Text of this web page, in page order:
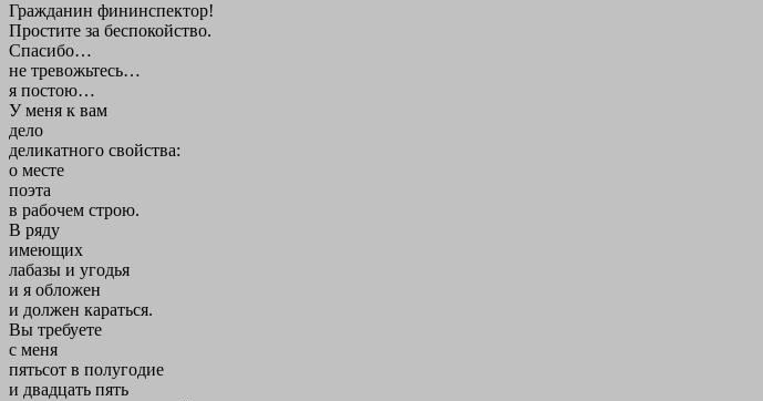
Гражданин фининспектор!
Простите за беспокойство.
Спасибо…
не тревожьтесь…
я постою…
У меня к вам
дело
деликатного свойства:
о месте
поэта
в рабочем строю.
В ряду
имеющих
лабазы и угодья
и я обложен
и должен караться.
Вы требуете
с меня
пятьсот в полугодие
и двадцать пять